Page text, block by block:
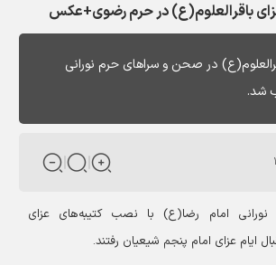
باقرالعلوم(ع) در حرم رضوی+عکس
در صحن و سراهای حرم نورانی
امام رضا(ع) با نصب کتیبه‌های عزای
ایام عزای امام پنجم شیعیان رفتند.